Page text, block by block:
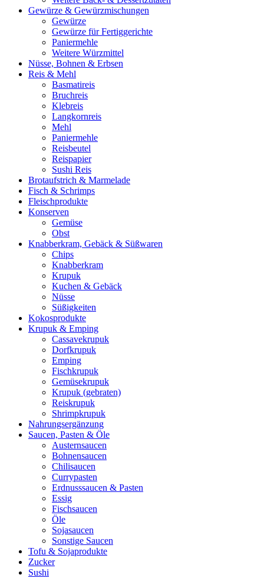
Gewürze & Gewürzmischungen
Gewürze
Gewürze für Fertiggerichte
Paniermehle
Weitere Würzmittel
Nüsse, Bohnen & Erbsen
Reis & Mehl
Basmatireis
Bruchreis
Klebreis
Langkornreis
Mehl
Paniermehle
Reisbeutel
Reispapier
Sushi Reis
Brotaufstrich & Marmelade
Fisch & Schrimps
Fleischprodukte
Konserven
Gemüse
Obst
Knabberkram, Gebäck & Süßwaren
Chips
Knabberkram
Krupuk
Kuchen & Gebäck
Nüsse
Süßigkeiten
Kokosprodukte
Krupuk & Emping
Cassavekrupuk
Dorfkrupuk
Emping
Fischkrupuk
Gemüsekrupuk
Krupuk (gebraten)
Reiskrupuk
Shrimpkrupuk
Nahrungsergänzung
Saucen, Pasten & Öle
Austernsaucen
Bohnensaucen
Chilisaucen
Currypasten
Erdnusssaucen & Pasten
Essig
Fischsaucen
Öle
Sojasaucen
Sonstige Saucen
Tofu & Sojaprodukte
Zucker
Sushi